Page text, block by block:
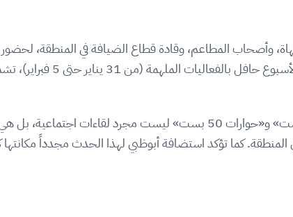
في الشرق الأوسط وشمال
فعاليات مثل «جلسات 50 بست المميزة» و«نكهات 50 بست» و«حوارات 50 بست»
كما تؤكد استضافة أبوظبي لهذا الحدث مجدداً